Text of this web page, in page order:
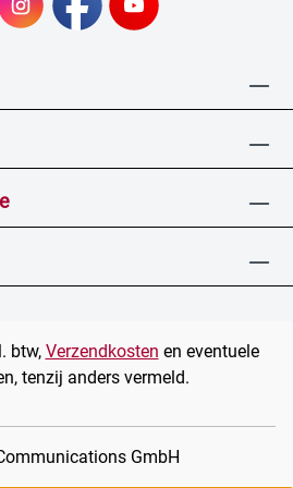
btw, Verzendkosten en eventuele
tenzij anders vermeld.
GmbH